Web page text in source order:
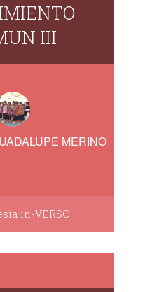
III
MERINO
in-VERSO